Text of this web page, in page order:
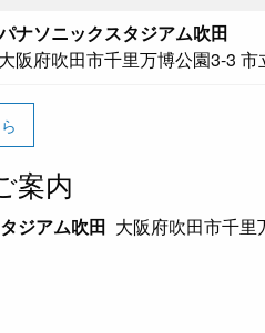
ナソニックスタジアム吹田
大阪府吹田市千里万博公園3-3
案内
ジアム吹田 大阪府吹田市千